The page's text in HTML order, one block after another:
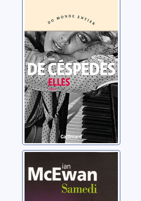
De Céspedes, Alba
Samedi: roman
McEwan, Ian